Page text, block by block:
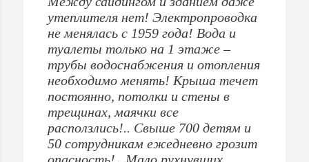
утеплителя нет! Электропроводка
не менялась с 1959 года! Вода и
туалеты только на 1 этаже –
трубы водоснабжения и отопления
необходимо менять! Крыша течет
постоянно, потолки и стены в
трещинах, маячки все
расползлись!.. Свыше 700 детям и
50 сотрудникам ежедневно грозит